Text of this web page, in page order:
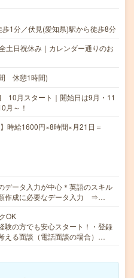
1分／伏見(愛知県)駅から徒歩8分
日祝休み｜カレンダー通りのお
休憩1時間)
10月スタート｜開始日は9月・11
月～！
時給1600円×8時間×月21日＝
データ入力が中心＊英語のスキル
作成に必要なデータ入力 ⇒…
OK
験の方でも安心スタート！・登録
える面談（電話面談の場合）…